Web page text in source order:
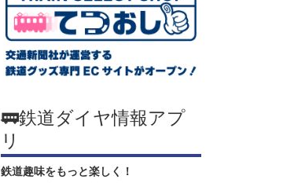
🚃鉄道ダイヤ情報アプ
リ
鉄道趣味をもっと楽しく！